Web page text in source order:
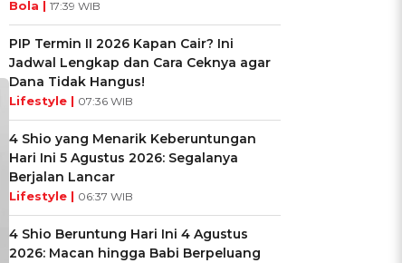
Bola | 17:39 WIB
PIP Termin II 2026 Kapan Cair? Ini
Jadwal Lengkap dan Cara Ceknya agar
Dana Tidak Hangus!
Lifestyle | 07:36 WIB
4 Shio yang Menarik Keberuntungan
Hari Ini 5 Agustus 2026: Segalanya
Berjalan Lancar
Lifestyle | 06:37 WIB
4 Shio Beruntung Hari Ini 4 Agustus
2026: Macan hingga Babi Berpeluang